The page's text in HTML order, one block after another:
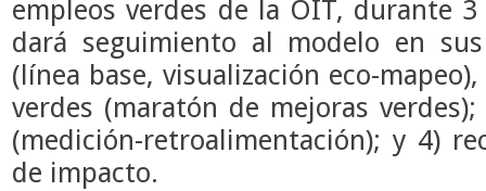
empleos verdes de la OIT, durante
dará seguimiento al modelo en
(línea base, visualización eco-
verdes (maratón de mejoras
(medición-retroalimentación); y 4)
de impacto.